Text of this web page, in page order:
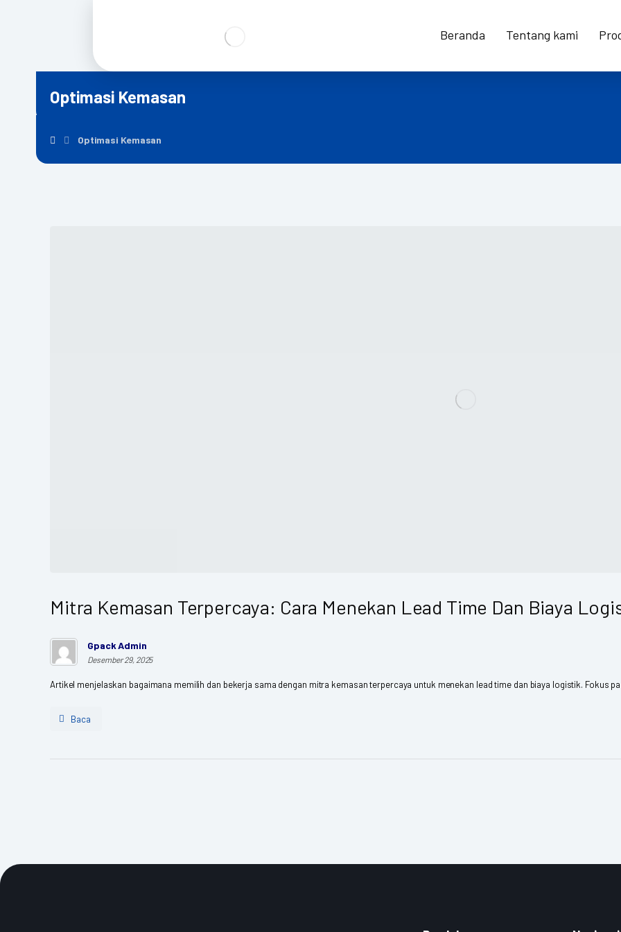
Beranda Tentang kami
Optimasi Kemasan
Optimasi Kemasan
Mitra Kemasan Terpercaya: Cara Menekan Lead Time Dan Biaya
Gpack Admin
Desember 29, 2025
Artikel menjelaskan bagaimana memilih dan bekerja sama dengan mitra kemasan terpercaya untuk menekan lead time dan biaya logistik. Fokus
Baca